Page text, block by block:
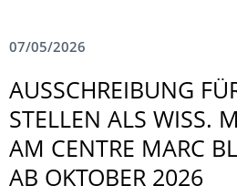
07/05/2026
AUSSCHREIBUNG
STELLEN ALS WISS.
AM CENTRE MARC
AB OKTOBER 2026